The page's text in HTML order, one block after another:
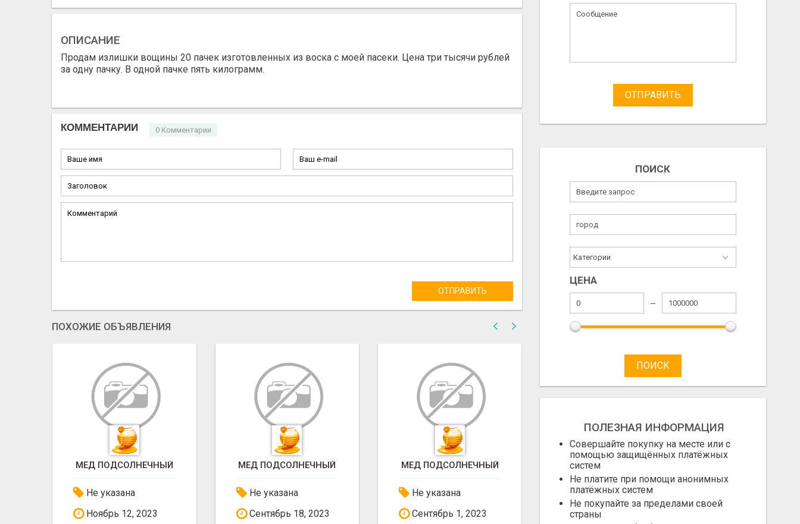
ОПИСАНИЕ
Продам излишки вощины 20 пачек изготовленных из воска с моей пасеки. Цена три тысячи рублей
за одну пачку. В одной пачке пять килограмм.
КОММЕНТАРИИ 0 Комментарии
ОТПРАВИТЬ
ПОХОЖИЕ ОБЪЯВЛЕНИЯ
МЕД ПОДСОЛНЕЧНЫЙ
Не указана
Сентябрь 18, 2023
МЕД ПОДСОЛНЕЧНЫЙ
Не указана
Сентябрь 1, 2023
МЕД ПРОДАМ
Не указана
Декабрь 10, 2023
МЕД ПОДСОЛНЕЧНЫЙ
Не указана
Ноябрь 12, 2023
ОТПРАВИТЬ
ПОИСК
ЦЕНА
ПОИСК
ПОЛЕЗНАЯ ИНФОРМАЦИЯ
Совершайте покупку на месте или с
помощью защищённых платёжных
систем
Не платите при помощи анонимных
платёжных систем
Не покупайте за пределами своей
страны